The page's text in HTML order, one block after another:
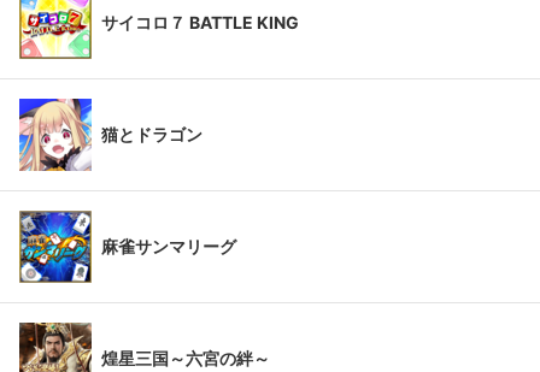
サイコロ７ BATTLE KING
猫とドラゴン
麻雀サンマリーグ
煌星三国～六宮の絆～